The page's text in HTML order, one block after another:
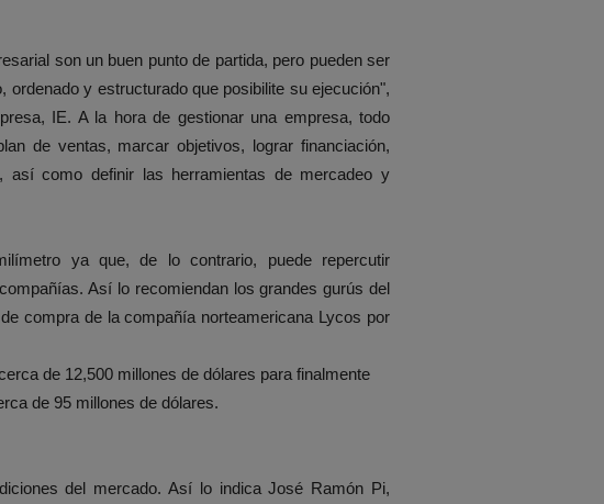
son un buen punto de partida, pero pueden ser
y estructurado que posibilite su ejecución",
IE. A la hora de gestionar una empresa, todo
de ventas, marcar objetivos, lograr financiación,
así como definir las herramientas de mercadeo y
ya que, de lo contrario, puede repercutir
Así lo recomiendan los grandes gurús del
compra de la compañía norteamericana Lycos por
de 12,500 millones de dólares para finalmente
de 95 millones de dólares.
del mercado. Así lo indica José Ramón Pi,